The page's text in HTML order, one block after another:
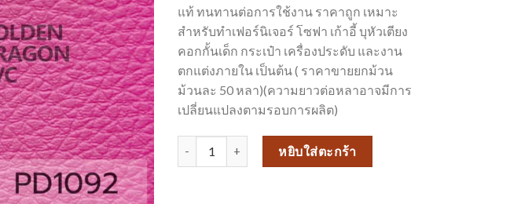
แท้ ทนทานต่อการใช้งาน ราคาถูก เหมาะ
สำหรับทำเฟอร์นิเจอร์ โซฟา เก้าอี้ บุหัวเตียง
คอกกั้นเด็ก กระเป๋า เครื่องประดับ และงาน
ตกแต่งภายใน เป็นต้น ( ราคาขายยกม้วน
ม้วนละ 50 หลา)(ความยาวต่อหลาอาจมีการ
เปลี่ยนแปลงตามรอบการผลิต)
จำนวน หนังเทียมPVC งานเฟอร์นิเจอร์ ขายดีมาก หนังเทียม_PD1092 ชิ้น
หยิบใส่ตะกร้า